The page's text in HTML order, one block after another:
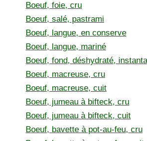
Boeuf, foie, cru
Boeuf, salé, pastrami
Boeuf, langue, en conserve
Boeuf, langue, mariné
Boeuf, fond, déshydraté,
Boeuf, macreuse, cru
Boeuf, macreuse, cuit
Boeuf, jumeau à bifteck, cru
Boeuf, jumeau à bifteck, cuit
Boeuf, bavette à pot-au-feu, cru